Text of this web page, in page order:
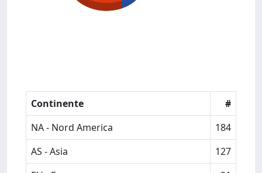
Continente
#
NA - Nord America
184
AS - Asia
127